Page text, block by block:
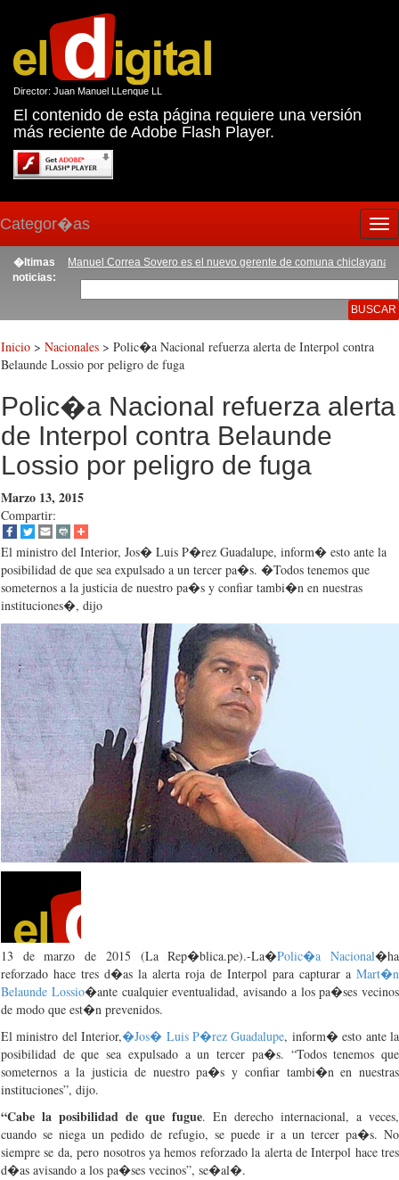
Director: Juan Manuel LLenque LL
El contenido de esta página requiere una versión
más reciente de Adobe Flash Player.
Categor�as
�ltimas
noticias:
|Manuel Correa Sovero es el nuevo gerente de comuna chiclayana|
Inicio > Nacionales > Polic�a Nacional refuerza alerta de Interpol contra
Belaunde Lossio por peligro de fuga
Polic�a Nacional refuerza alerta
de Interpol contra Belaunde
Lossio por peligro de fuga
Marzo 13, 2015
Compartir:
El ministro del Interior, Jos� Luis P�rez Guadalupe, inform� esto ante la
posibilidad de que sea expulsado a un tercer pa�s. �Todos tenemos que
someternos a la justicia de nuestro pa�s y confiar tambi�n en nuestras
instituciones�, dijo
13 demarzo de 2015 (La Rep�blica.pe).-La�Polic�a Nacional�ha
reforzado hace tres d�as la alerta roja de Interpol para capturar a Mart�n
Belaunde Lossio�ante cualquier eventualidad, avisando a lospa�ses vecinos
de modo que est�n prevenidos.
Elministro del Interior,�Jos� LuisP�rez Guadalupe, inform� esto ante la
posibilidad deque sea expulsadoa untercer pa�s. “Todos tenemos que
someternos a lajusticia de nuestro pa�s y confiar tambi�nennuestras
instituciones”, dijo.
“Cabe la posibilidad de que fugue. En derecho internacional, a veces,
cuando se niega un pedido de refugio, se puede ir a un tercer pa�s. No
siempre se da,pero nosotros ya hemos reforzadola alertade Interpol hace tres
d�as avisando a los pa�ses vecinos”, se�al�.